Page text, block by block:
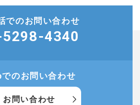
でのお問い合わせ
4340
のお問い合わせ
お問い合わせ